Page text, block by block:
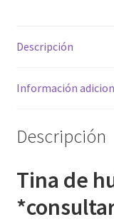
Descripción
Información
Descripción
Tina de